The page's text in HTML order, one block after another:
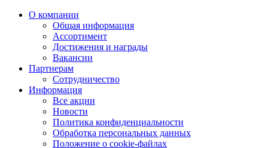
О компании
Общая информация
Ассортимент
Достижения и награды
Вакансии
Партнерам
Сотрудничество
Информация
Все акции
Новости
Политика конфиденциальности
Обработка персональных данных
Положение о cookie-файлах